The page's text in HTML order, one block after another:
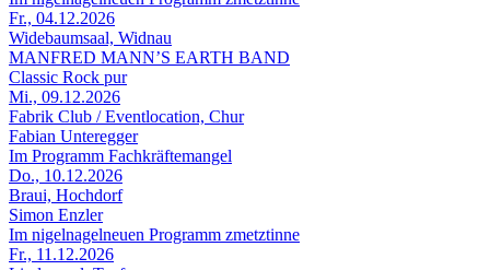
Fr., 04.12.2026
Widebaumsaal, Widnau
MANFRED MANN’S EARTH BAND
Classic Rock pur
Mi., 09.12.2026
Fabrik Club / Eventlocation, Chur
Fabian Unteregger
Im Programm Fachkräftemangel
Do., 10.12.2026
Braui, Hochdorf
Simon Enzler
Im nigelnagelneuen Programm zmetztinne
Fr., 11.12.2026